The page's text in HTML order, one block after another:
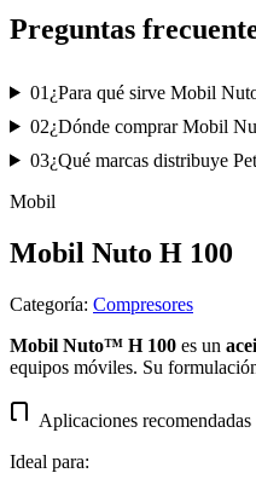
Preguntas
01 ¿Para qué sirve Mobil
02¿Dónde comprar Mobil
03¿Qué marcas distribuye
Mobil
Mobil Nuto H 100
Categoría: Compresores
Mobil Nuto™ H 100 es un
equipos móviles. Su
Aplicaciones recomendadas
Ideal para: